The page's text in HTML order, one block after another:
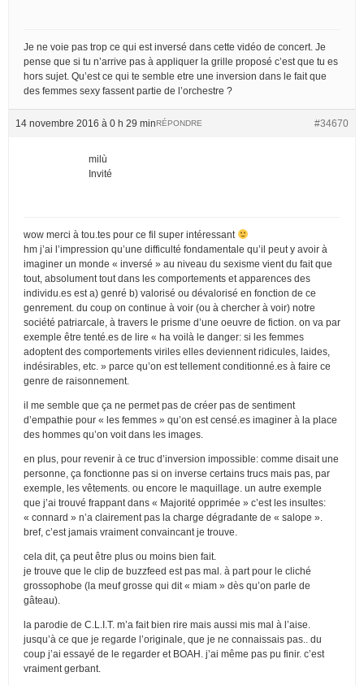
Je ne voie pas trop ce qui est inversé dans cette vidéo de concert. Je
pense que si tu n’arrive pas à appliquer la grille proposé c’est que tu es
hors sujet. Qu’est ce qui te semble etre une inversion dans le fait que
des femmes sexy fassent partie de l’orchestre ?
14 novembre 2016 à 0 h 29 min #34670
RÉPONDRE
milù
Invité
wow merci à tou.tes pour ce fil super intéressant
hm j’ai l’impression qu’une difficulté fondamentale qu’il peut y avoir à
imaginer un monde « inversé » au niveau du sexisme vient du fait que
tout, absolument tout dans les comportements et apparences des
individu.es est a) genré b) valorisé ou dévalorisé en fonction de ce
genrement. du coup on continue à voir (ou à chercher à voir) notre
société patriarcale, à travers le prisme d’une oeuvre de fiction. on va par
exemple être tenté.es de lire « ha voilà le danger: si les femmes
adoptent des comportements viriles elles deviennent ridicules, laides,
indésirables, etc. » parce qu’on est tellement conditionné.es à faire ce
genre de raisonnement.
il me semble que ça ne permet pas de créer pas de sentiment
d’empathie pour « les femmes » qu’on est censé.es imaginer à la place
des hommes qu’on voit dans les images.
en plus, pour revenir à ce truc d’inversion impossible: comme disait une
personne, ça fonctionne pas si on inverse certains trucs mais pas, par
exemple, les vêtements. ou encore le maquillage. un autre exemple
que j’ai trouvé frappant dans « Majorité opprimée » c’est les insultes:
« connard » n’a clairement pas la charge dégradante de « salope ».
bref, c’est jamais vraiment convaincant je trouve.
cela dit, ça peut être plus ou moins bien fait.
je trouve que le clip de buzzfeed est pas mal. à part pour le cliché
grossophobe (la meuf grosse qui dit « miam » dès qu’on parle de
gâteau).
la parodie de C.L.I.T. m’a fait bien rire mais aussi mis mal à l’aise.
jusqu’à ce que je regarde l’originale, que je ne connaissais pas.. du
coup j’ai essayé de le regarder et BOAH. j’ai même pas pu finir. c’est
vraiment gerbant.